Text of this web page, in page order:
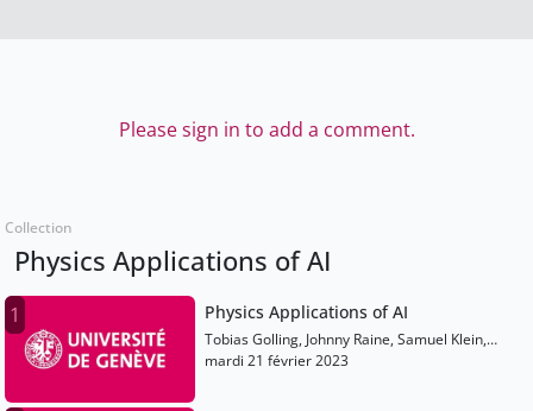
Please sign in to add a comment.
Collection
Physics Applications of AI
1 Physics Applications of AI
Tobias Golling, Johnny Raine, Samuel Klein,
Matthew Leigh, Franck Rothen
mardi 21 février 2023